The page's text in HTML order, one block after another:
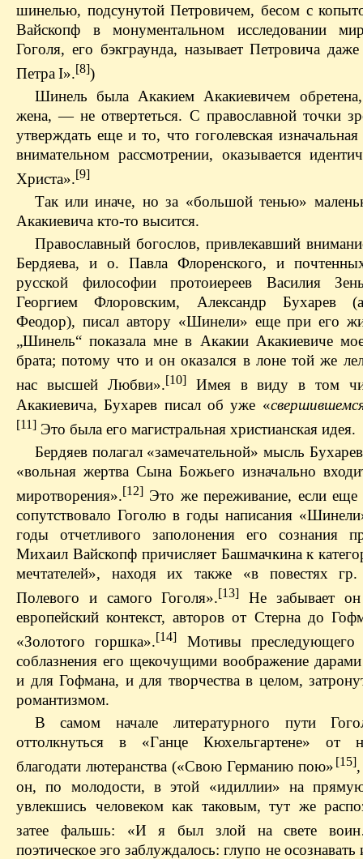
шинелью, подсунутой Петровичем, бесом с
Вайскопф в монументальном исследовании
Гоголя, его бэкграунда, называет Петровича
Петра I».[8])
Шинель была Акакием Акакиевичем
жена, — не отвертеться. С православной точки
утверждать еще и то, что гоголевская
внимательном рассмотрении, оказывается
Христа».[9]
Так или иначе, но за «большой тенью»
Акакиевича кто-то высится.
Православный богослов, привлекавший
Бердяева, и о. Павла Флоренского, и
русской философии протоиереев Василия
Георгием Флоровским, Александр Бухарев
Феодор), писал автору «Шинели» еще при его
„Шинель“ показала мне в Акакии Акакиевиче
брата; потому что и он оказался в лоне той же
нас высшей Любви».[10]Имея в виду в том
Акакиевича, Бухарев писал об уже «
[11] Это была его магистральная христианская идея.
Бердяев полагал «замечательной» мысль
«вольная жертва Сына Божьего изначально
миротворения».[12] Это же переживание, если
сопутствовало Гоголю в годы написания
годы отчетливого заполонения его сознания
Михаил Вайскопф причисляет Башмачкина к
мечтателей», находя их также «в повестях гр.
Полевого и самого Гоголя».[13]
Не забывает
европейский контекст, авторов от Стерна до
«Золотого горшка».[14]
Мотивы преследующего
соблазнения его щекочущими воображение
и для Гофмана, и для творчества в целом,
романтизмом.
В самом начале литературного пути
оттолкнуться в «Ганце Кюхельгартене» от
благодати лютеранства («Свою Германию пою» [15]
он, по молодости, в этой «идиллии» на
увлекшись человеком как таковым, тут же
затее фальшь: «И я был злой на свете
поэтическое эго заблуждалось: глупо не